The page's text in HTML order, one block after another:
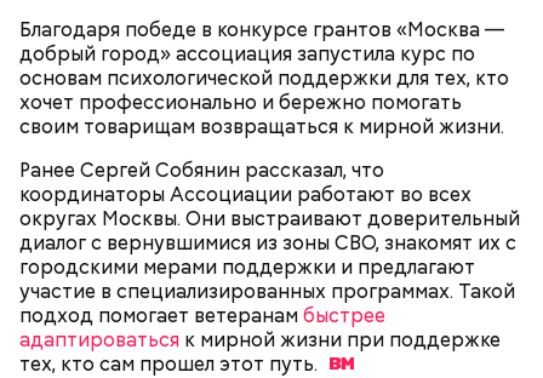
Благодаря победе в конкурсе грантов «Москва —
добрый город» ассоциация запустила курс по
основам психологической поддержки для тех, кто
хочет профессионально и бережно помогать
своим товарищам возвращаться к мирной жизни.
Ранее Сергей Собянин рассказал, что
координаторы Ассоциации работают во всех
округах Москвы. Они выстраивают доверительный
диалог с вернувшимися из зоны СВО, знакомят их с
городскими мерами поддержки и предлагают
участие в специализированных программах. Такой
подход помогает ветеранамбыстрее
адаптироваться к мирной жизни при поддержке
тех, кто сам прошел этот путь.
обучают по профессии «Мастер вертикального
транспорта». Здесь есть мастерская, где учат
будущих электромехаников по лифтам.
Модернизировали также лабораторию
композитных материалов в Политехническом
колледже имени Н. Н. Годовикова. Там студенты
изготавливают детали из стеклоткани и
углеволокна, проверяют их качество на новых
дефектоскопах и работают на лазерном и
гибочном станках с ЧПУ. Здесь же появился
учебный комплекс с технологией дополненной
реальности, который помогает студентам изучать
устройство авиационных двигателей.
Все участники экскурсии отметили масштабы
пространства кинопарка и возможность
перемещаться из одной эпохи в другую.